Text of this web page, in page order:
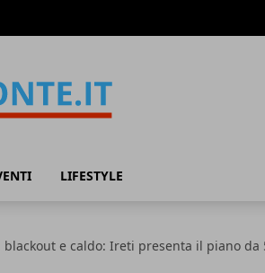
LIFESTYLE
blackout e caldo: Ireti presenta il piano da